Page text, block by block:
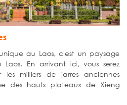
au Laos, c'est un paysage
En arrivant ici, vous serez
les milliers de jarres anciennes
des hauts plateaux de Xieng